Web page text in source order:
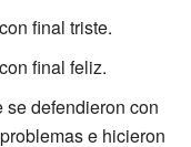
final triste.
final feliz.
defendieron con
e hicieron